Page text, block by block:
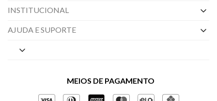
INSTITUCIONAL
Nossas Lojas
Políticas de Privacidade
Gestão de Privacidade
AJUDA E SUPORTE
Central de Preferências
Perguntas frequentes
Regulamentos e Promoções
MEIOS DE PAGAMENTO